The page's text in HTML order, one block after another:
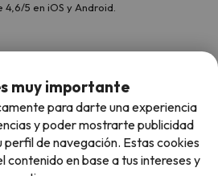
5 en iOS y Android.
muy importante
para darte una experiencia
y poder mostrarte publicidad
de navegación. Estas cookies
contenido en base a tus intereses y